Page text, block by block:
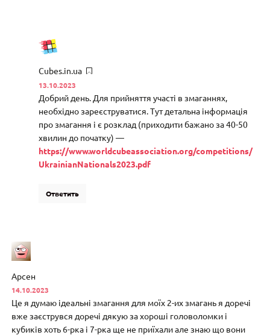
Cubes.in.ua
13.10.2023
Добрий день. Для прийняття участі в змаганнях,
необхідно зареєструватися. Тут детальна інформація
про змагання і є розклад (приходити бажано за 40-50
хвилин до початку) —
https://www.worldcubeassociation.org/competitions/
UkrainianNationals2023.pdf
Ответить
Арсен
14.10.2023
Це я думаю ідеальні змагання для моїх 2-их змагань я доречі
вже заєструвся доречі дякую за хороші головоломки і
кубиків хоть 6-рка і 7-рка ще не приїхали але знаю що вони